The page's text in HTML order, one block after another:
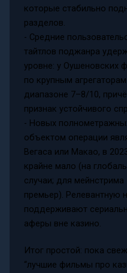
которые стабильно
разделов.
- Средние
тайтлов поджанра
уровне: у Оушеновских
по крупным
диапазоне 7–8/10,
признак устойчивого
- Новых
объектом операции
Вегаса или Макао, в
крайне мало (на
случаи; для
премьер). Релевантную
поддерживают
аферы вне казино.
Итог простой: пока
“лучшие фильмы про